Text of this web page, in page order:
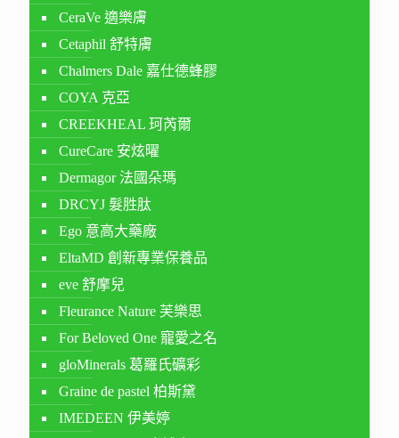
CeraVe 適樂膚
Cetaphil 舒特膚
Chalmers Dale 嘉仕德蜂膠
COYA 克亞
CREEKHEAL 珂芮爾
CureCare 安炫曜
Dermagor 法國朵瑪
DRCYJ 髮胜肽
Ego 意高大藥廠
EltaMD 創新專業保養品
eve 舒摩兒
Fleurance Nature 芙樂思
For Beloved One 寵愛之名
gloMinerals 葛羅氏礦彩
Graine de pastel 柏斯黛
IMEDEEN 伊美婷